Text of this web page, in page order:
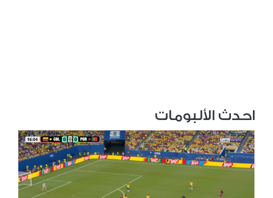
احدث الألبومات